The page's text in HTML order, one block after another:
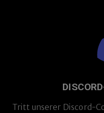
Tritt unserer Discord-